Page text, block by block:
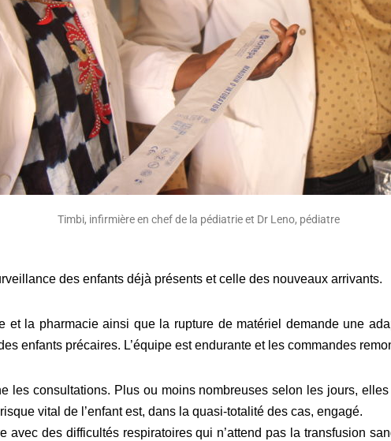
Timbi, infirmière en chef de la pédiatrie et Dr Leno, pédiatre
des enfants déjà présents et celle des nouveaux arrivants.
et la pharmacie ainsi que la rupture de matériel demande une
enfants précaires. L’équipe est endurante et les commandes
les consultations. Plus ou moins nombreuses selon les jours,
vital de l’enfant est, dans la quasi-totalité des cas, engagé.
avec des difficultés respiratoires qui n’attend pas la transfusion